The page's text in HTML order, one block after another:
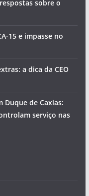
sobre o
15 e impasse no
a dica da CEO
de Caxias:
serviço nas